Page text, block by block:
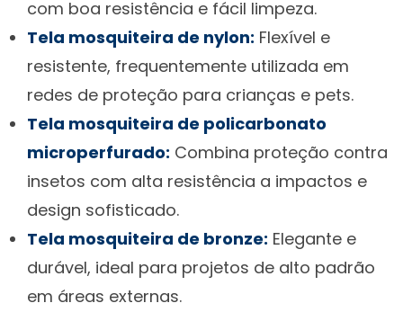
com boa resistência e fácil limpeza.
Tela mosquiteira de nylon: Flexível e
resistente, frequentemente utilizada em
redes de proteção para crianças e pets.
Tela mosquiteira de policarbonato
microperfurado: Combina proteção contra
insetos com alta resistência a impactos e
design sofisticado.
Tela mosquiteira de bronze: Elegante e
durável, ideal para projetos de alto padrão
em áreas externas.